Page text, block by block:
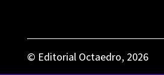
© Editorial Octaedro, 2026